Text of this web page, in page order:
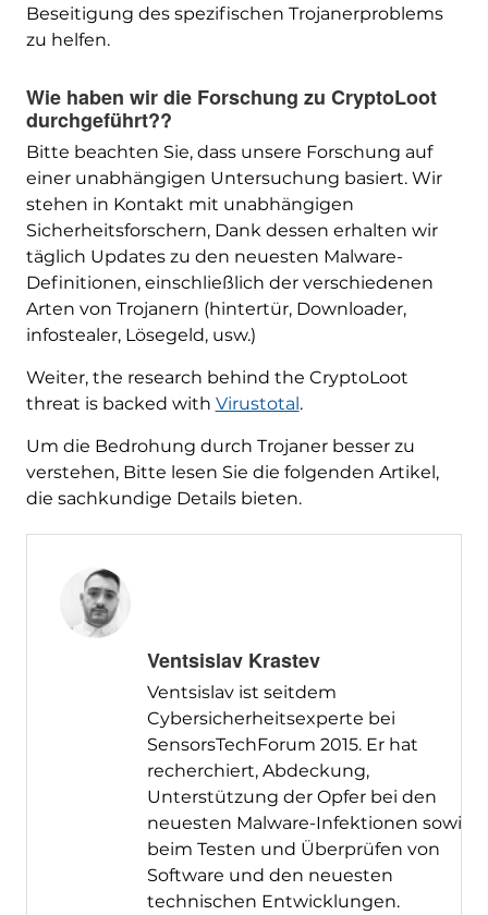
Beseitigung des spezifischen Trojanerproblems
zu helfen.
Wie haben wir die Forschung zu CryptoLoot
durchgeführt??
Bitte beachten Sie, dass unsere Forschung auf
einer unabhängigen Untersuchung basiert. Wir
stehen in Kontakt mit unabhängigen
Sicherheitsforschern, Dank dessen erhalten wir
täglich Updates zu den neuesten Malware-
Definitionen, einschließlich der verschiedenen
Arten von Trojanern (hintertür, Downloader,
infostealer, Lösegeld, usw.)
Weiter, the research behind the CryptoLoot
threat is backed with Virustotal.
Um die Bedrohung durch Trojaner besser zu
verstehen, Bitte lesen Sie die folgenden Artikel,
die sachkundige Details bieten.
Ventsislav Krastev
Ventsislav ist seitdem
Cybersicherheitsexperte bei
SensorsTechForum 2015. Er hat
recherchiert, Abdeckung,
Unterstützung der Opfer bei den
neuesten Malware-Infektionen sowie
beim Testen und Überprüfen von
Software und den neuesten
technischen Entwicklungen.